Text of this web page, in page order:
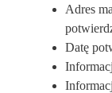
Adres
Datę